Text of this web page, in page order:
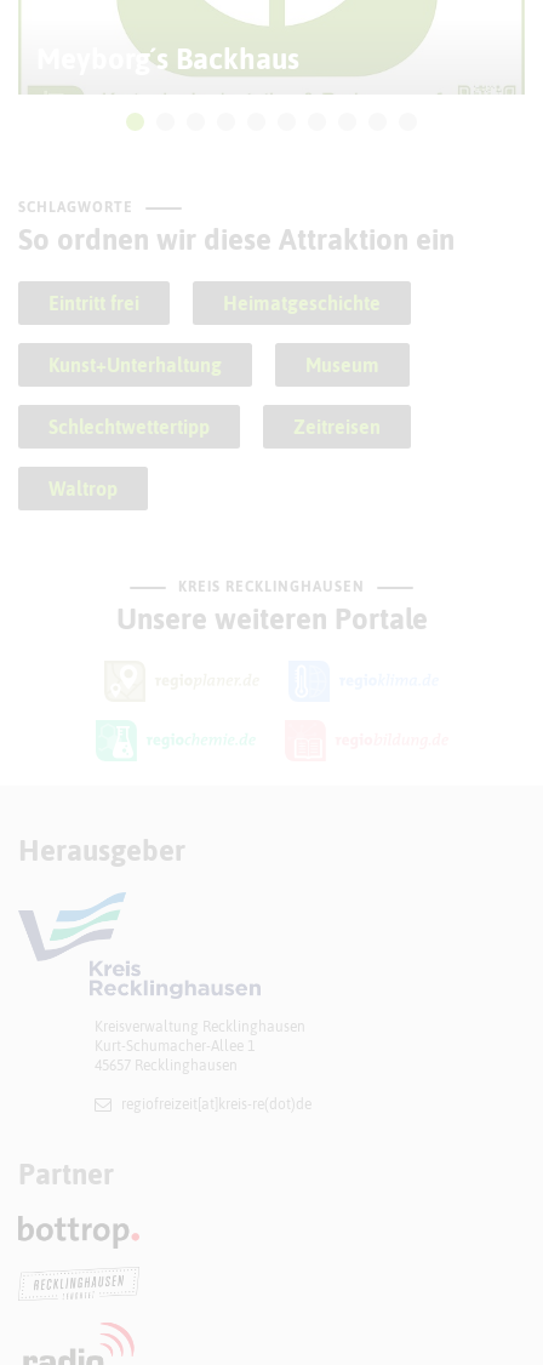
Meyborg´s Backhaus
SCHLAGWORTE
So ordnen wir diese Attraktion ein
Eintritt frei Heimatgeschichte
Kunst+Unterhaltung Museum
Schlechtwettertipp Zeitreisen
Waltrop
KREIS RECKLINGHAUSEN
Unsere weiteren Portale
Herausgeber
Kreisverwaltung Recklinghausen
Kurt-Schumacher-Allee 1
45657 Recklinghausen
regiofreizeit[at]​kreis-re(dot)de
Partner